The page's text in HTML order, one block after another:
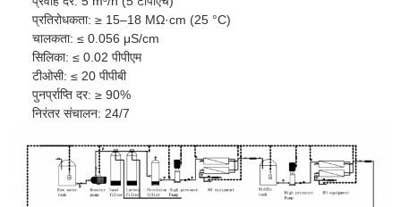
प्रतिरोधकता: ≥ 15–18 MΩ·cm (25 °C)
चालकता: ≤ 0.056 μS/cm
सिलिका: ≤ 0.02 पीपीएम
टीओसी: ≤ 20 पीपीबी
पुनर्प्राप्ति दर: ≥ 90%
निरंतर संचालन: 24/7